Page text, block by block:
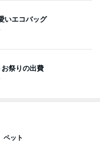
いエコバッグ
祭りの出費
ペット